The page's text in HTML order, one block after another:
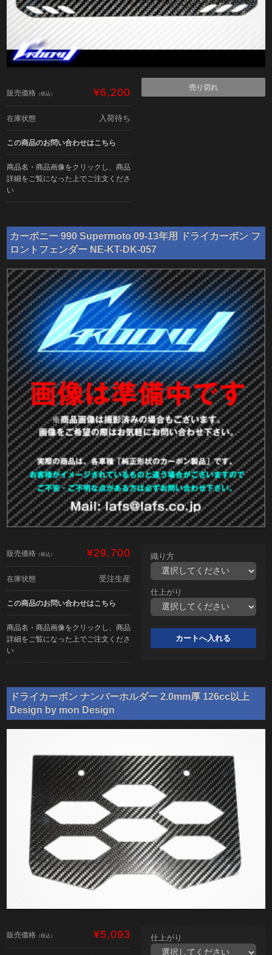
販売価格 （税込） ¥6,200
在庫状態 入荷待ち
この商品のお問い合わせはこちら
商品名・商品画像をクリックし、商品
詳細をご覧になった上でご注文くださ
い
売り切れ
カーボニー 990 Supermoto 09-13年用 ドライカーボン フ
ロントフェンダー NE-KT-DK-057
販売価格 （税込） ¥29,700
在庫状態 受注生産
この商品のお問い合わせはこちら
商品名・商品画像をクリックし、商品
詳細をご覧になった上でご注文くださ
い
織り方
仕上がり
ドライカーボン ナンバーホルダー 2.0mm厚 126cc以上
Design by mon Design
販売価格 （税込） ¥5,093 仕上がり